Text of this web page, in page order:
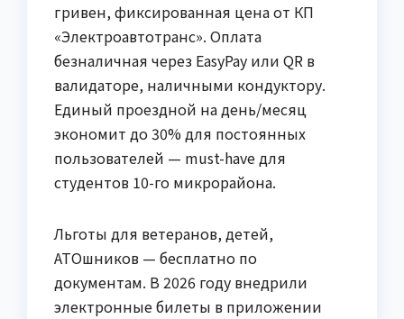
гривен, фиксированная цена от КП
«Электроавтотранс». Оплата
безналичная через EasyPay или QR в
валидаторе, наличными кондуктору.
Единый проездной на день/месяц
экономит до 30% для постоянных
пользователей — must-have для
студентов 10-го микрорайона.
Льготы для ветеранов, детей,
АТОшников — бесплатно по
документам. В 2026 году внедрили
электронные билеты в приложении